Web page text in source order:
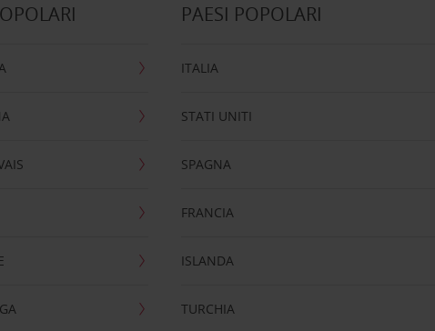
PAESI POPOLARI
ITALIA
STATI UNITI
SPAGNA
FRANCIA
ISLANDA
TURCHIA